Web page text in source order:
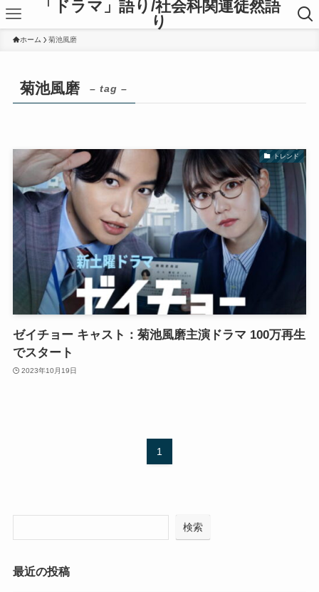
「ドラマ」語り/社会科関連徒然語
り
ホーム 菊池風磨
菊池風磨 – tag –
トレンド
ゼイチョー キャスト：菊池風磨主演ドラマ 100万再生
でスタート
2023年10月19日
1
検索
最近の投稿